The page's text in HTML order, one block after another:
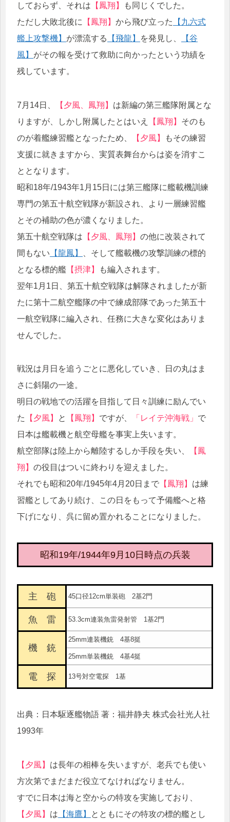
しておらず、それは 【鳳翔】
も同じくでした。
ただし大敗北後に
【鳳翔】 から飛び立った
【九六式
艦上攻撃機】 が漂流する 【飛龍】 を発見し、
【谷
風】 がその報を受けて救助に向かったという功績を
残しています。
7月14日、 【夕風、鳳翔】 は新編の第三艦隊附属とな
りますが、しかし附属したとはいえ
【鳳翔】 そのも
のが着艦練習艦となったため、
【夕風】
もその練習
支援に就きますから、実質表舞台からは姿を消すこ
ととなります。
昭和18年/1943年1月15日には第三艦隊に艦載機訓練
専門の第五十航空戦隊が新設され、より一層練習艦
とその補助の色が濃くなりました。
第五十航空戦隊は 【夕風、鳳翔】 の他に改装されて
間もない 【龍鳳】
、そして艦載機の攻撃訓練の標的
となる標的艦 【摂津】
も編入されます。
翌年1月1日、第五十航空戦隊は解隊されましたが新
たに第十二航空艦隊の中で練成部隊であった第五十
一航空戦隊に編入され、任務に大きな変化はありま
せんでした。
戦況は月日を追うごとに悪化していき、日の丸はま
さに斜陽の一途。
明日の戦地での活躍を目指して日々訓練に励んでい
た
【夕風】 と 【鳳翔】 ですが、 「レイテ沖海戦」 で
日本は艦載機と航空母艦を事実上失います。
航空部隊は陸上から離陸するしか手段を失い、
【鳳
翔】 の役目はついに終わりを迎えました。
それでも昭和20年/1945年4月20日まで 【鳳翔】 は練
習艦としてあり続け、この日をもって予備艦へと格
下げになり、呉に留め置かれることになりました。
昭和19年/1944年9月10日時点の兵装
主 砲 45口径12cm単装砲 2基2門
魚 雷 53.3cm連装魚雷発射管 1基2門
機 銃
25mm連装機銃 4基8挺
25mm単装機銃 4基4挺
電 探 13号対空電探 1基
出典：日本駆逐艦物語 著：福井静夫 株式会社光人社
1993年
【夕風】 は長年の相棒を失いますが、老兵でも使い
方次第でまだまだ役立てなければなりません。
すでに日本は海と空からの特攻を実施しており、
【夕風】 は 【海鷹】
とともにその特攻の標的艦とし